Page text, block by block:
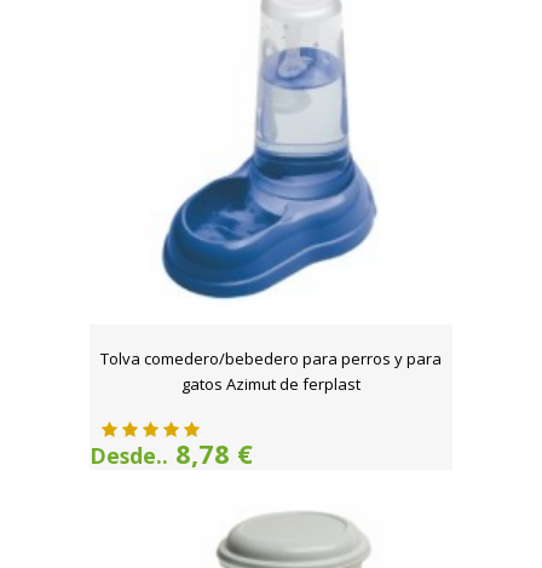
Tolva comedero/bebedero para perros y para
gatos Azimut de ferplast
Desde.. 8,78 €